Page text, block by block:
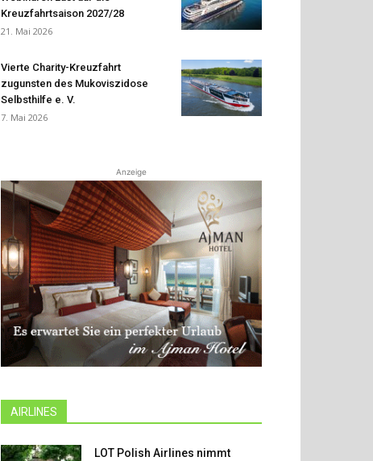
Kreuzfahrtsaison 2027/28
21. Mai 2026
Vierte Charity-Kreuzfahrt
zugunsten des Mukoviszidose
Selbsthilfe e. V.
7. Mai 2026
Anzeige
AIRLINES
LOT Polish Airlines nimmt